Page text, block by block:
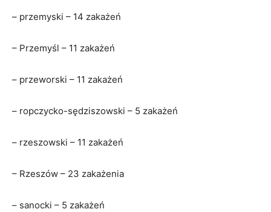
– przemyski – 14 zakażeń
– Przemyśl – 11 zakażeń
– przeworski – 11 zakażeń
– ropczycko-sędziszowski – 5 zakażeń
– rzeszowski – 11 zakażeń
– Rzeszów – 23 zakażenia
– sanocki – 5 zakażeń